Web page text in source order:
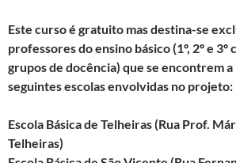
Este curso é gratuito mas destina-se
professores do ensino básico (1º, 2º e 3º
grupos de docência) que se encontrem
seguintes escolas envolvidas no projeto:
Escola Básica de Telheiras (Rua Prof.
Telheiras)